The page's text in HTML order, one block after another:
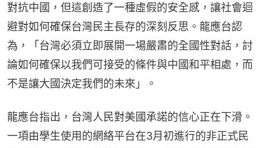
對抗中國，但這創造了一種虛假的安全感，讓社會迴
避對如何確保台灣民主長存的深刻反思。龍應台認
為，「台灣必須立即展開一場嚴肅的全國性對話，討
論如何確保以我們可接受的條件與中國和平相處，而
不是讓大國決定我們的未來」。
龍應台指出，台灣人民對美國承諾的信心正在下滑。
一項由學生使用的網絡平台在3月初進行的非正式民